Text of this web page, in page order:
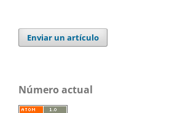
Enviar un artículo
Número actual